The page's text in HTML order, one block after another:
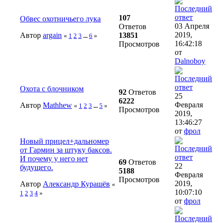
Обвес охотничьего лука
Автор argain « 1 2 3 ... 6 »
107
Ответов
13851
Просмотров
03 Апреля
2019,
16:42:18
от
Dalnoboy
Охота с блочником
Автор Mathhew « 1 2 3 ... 5 »
92 Ответов
6222
Просмотров
25
Февраля
2019,
13:46:27
от фрол
Новый прицел+дальномер
от Гармин за штуку баксов.
И почему у него нет
будущего.
Автор Александр Курашёв «
1 2 3 4 »
69 Ответов
5188
Просмотров
22
Февраля
2019,
10:07:10
от фрол